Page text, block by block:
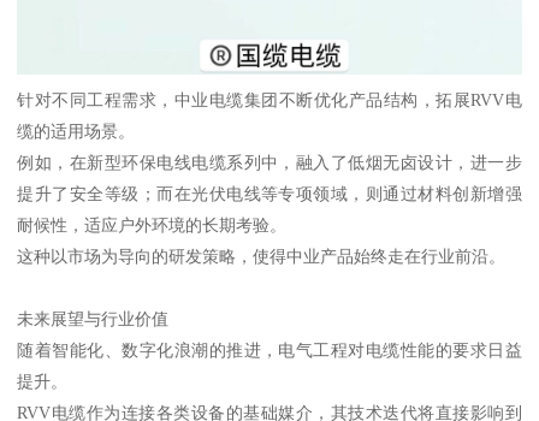
针对不同工程需求，中业电缆集团不断优化产品结构，拓展RVV电
缆的适用场景。
例如，在新型环保电线电缆系列中，融入了低烟无卤设计，进一步
提升了安全等级；而在光伏电线等专项领域，则通过材料创新增强
耐候性，适应户外环境的长期考验。
这种以市场为导向的研发策略，使得中业产品始终走在行业前沿。
未来展望与行业价值
随着智能化、数字化浪潮的推进，电气工程对电缆性能的要求日益
提升。
RVV电缆作为连接各类设备的基础媒介，其技术迭代将直接影响到